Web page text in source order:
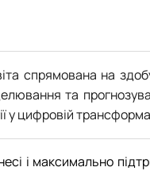
спрямована на
та
у цифровій
і максимально